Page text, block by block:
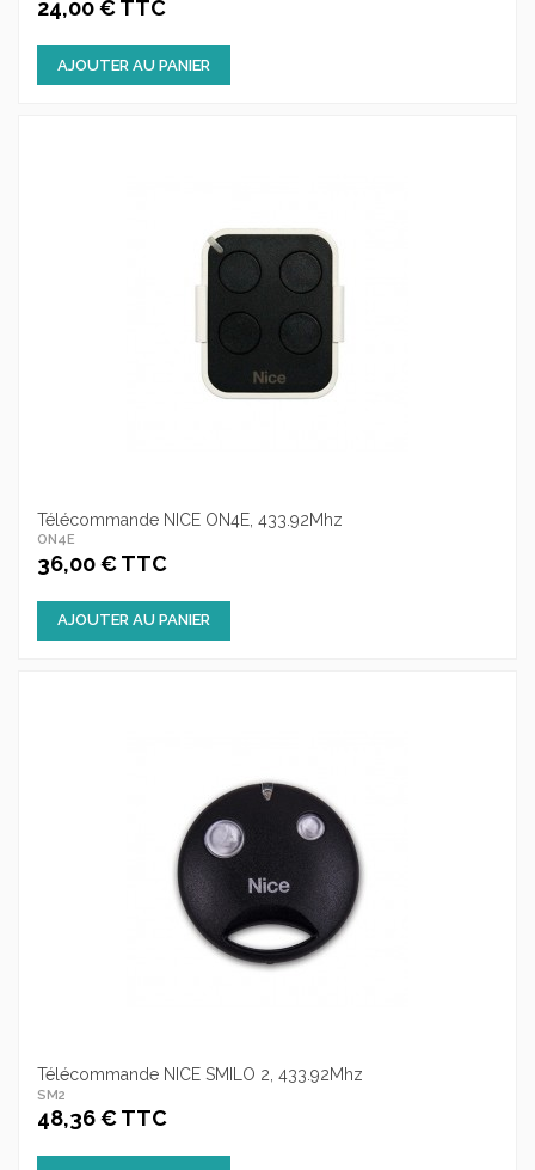
24,00 € TTC
AJOUTER AU PANIER
Télécommande NICE ON4E, 433.92Mhz
ON4E
36,00 € TTC
AJOUTER AU PANIER
Télécommande NICE SMILO 2, 433.92Mhz
SM2
48,36 € TTC